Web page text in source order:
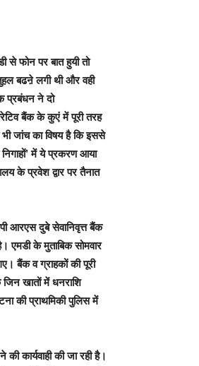
से फोन पर बात हुयी तो
बढऩे लगी थी और वही
प्रबंधन ने दो
बैंक के कुएं में पूरी तरह
भी जांच का विषय है कि इससे
में ये प्रकरण आया
के प्रवेश द्वार पर तैनात
आरएस दुबे सेवानिवृत्त बैंक
एमडी के मुताबिक सोमवार
बैंक व ग्राहकों की पूरी
खातों में धनराशि
की प्राथमिकी पुलिस में
कार्यवाही की जा रही है।